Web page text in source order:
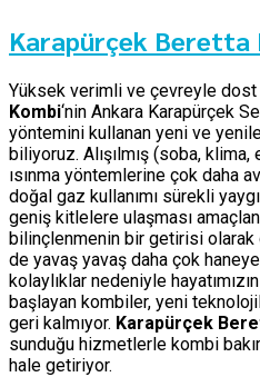
Karapürçek Beretta
Yüksek verimli ve çevreyle dost
Kombi‘nin Ankara Karapürçek
yöntemini kullanan yeni ve
biliyoruz. Alışılmış (soba, klima,
ısınma yöntemlerine çok daha
doğal gaz kullanımı sürekli
geniş kitlelere ulaşması
bilinçlenmenin bir getirisi
de yavaş yavaş daha çok
kolaylıklar nedeniyle
başlayan kombiler, yeni
geri kalmıyor. Karapürçek
sunduğu hizmetlerle kombi
hale getiriyor.